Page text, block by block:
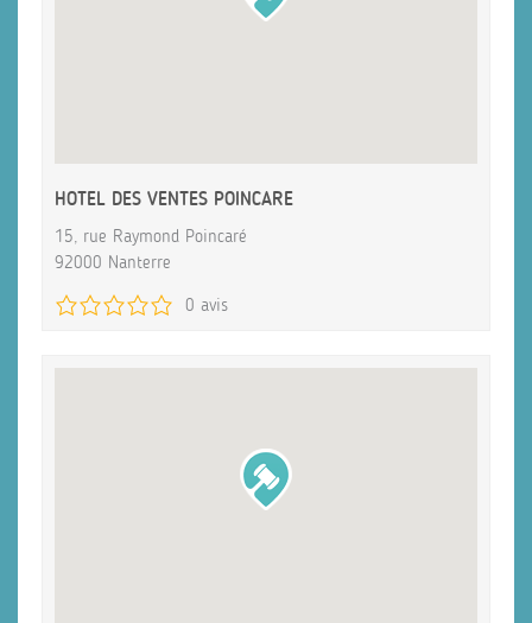
HOTEL DES VENTES POINCARE
15, rue Raymond Poincaré
92000 Nanterre
0 avis